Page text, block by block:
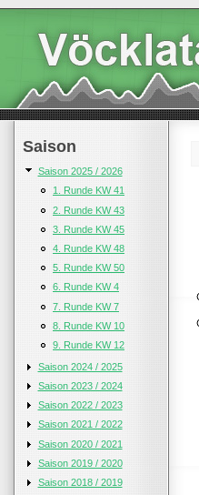
Saison
Saison 2025 / 2026
1. Runde KW 41
2. Runde KW 43
3. Runde KW 45
4. Runde KW 48
5. Runde KW 50
6. Runde KW 4
7. Runde KW 7
8. Runde KW 10
9. Runde KW 12
Saison 2024 / 2025
Saison 2023 / 2024
Saison 2022 / 2023
Saison 2021 / 2022
Saison 2020 / 2021
Saison 2019 / 2020
Saison 2018 / 2019